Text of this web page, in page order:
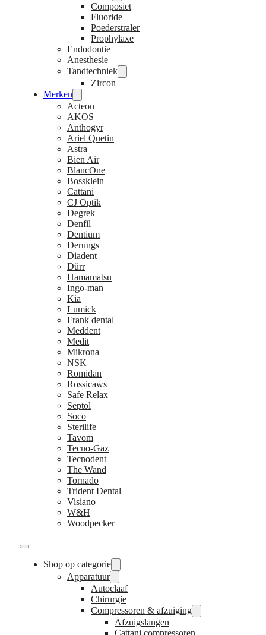
Composiet
Fluoride
Poederstraler
Prophylaxe
Endodontie
Anesthesie
Tandtechniek
Zircon
Merken
Acteon
AKOS
Anthogyr
Ariel Quetin
Astra
Bien Air
BlancOne
Bossklein
Cattani
CJ Optik
Degrek
Denfil
Dentium
Derungs
Diadent
Dürr
Hamamatsu
Ingo-man
Kia
Lumick
Frank dental
Meddent
Medit
Mikrona
NSK
Romidan
Rossicaws
Safe Relax
Septol
Soco
Sterilife
Tavom
Tecno-Gaz
Tecnodent
The Wand
Tornado
Trident Dental
Visiano
W&H
Woodpecker
Shop op categorie
Apparatuur
Autoclaaf
Chirurgie
Compressoren & afzuiging
Afzuigslangen
Cattani compressoren